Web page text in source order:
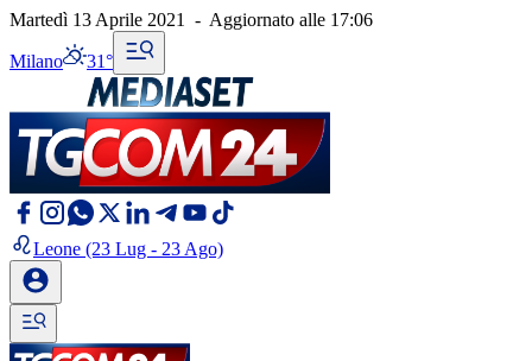
Martedì 13 Aprile 2021 - Aggiornato alle 17:06
Milano 31°
Leone (23 Lug - 23 Ago)